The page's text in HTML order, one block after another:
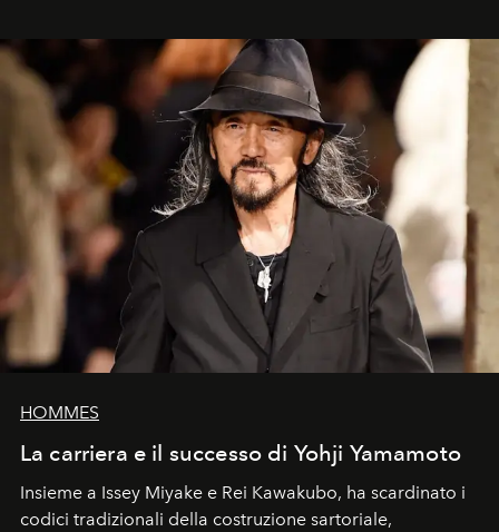
HOMMES
La carriera e il successo di Yohji Yamamoto
Insieme a Issey Miyake e Rei Kawakubo, ha scardinato i
codici tradizionali della costruzione sartoriale,